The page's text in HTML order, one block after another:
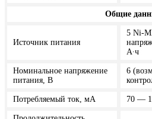
Общие
Источник питания
5 Ni-
А∙ч
Номинальное напряжение
питания, В
6
Потребляемый ток, мА 70 —